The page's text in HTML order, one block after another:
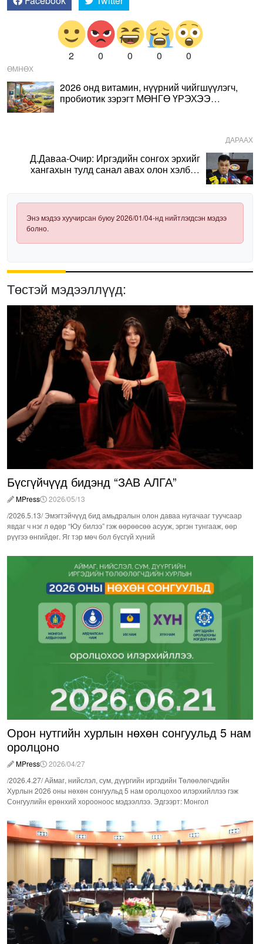
2 0 0 0 0
ӨМНӨХ
2026 онд витамин, нүүрний чийгшүүлэгч,
пробиотик зэрэгт МӨНГӨ ҮРЭХЭЭ
ДАРААХ
Д.Даваа-Очир: Иргэдийн сонгох эрхийг
хангахын тулд санал авах олон хэлбэр
Энэ мэдээ хуучирсан буюу 2026/01/04-нд нийтлэгдсэн мэдээ
болно.
Төстэй мэдээллүүд:
Бүсгүйчүүд бидэнд “ЗАВ АЛГА”
MPress
2026/05/13
/2026.5.13/ Эмэгтэйчүүд бид амьдралын олон даваа нугачааг туучсаар
явдаг ч нэг л өдөр “Юу билээ” гэж өөрөөсөө асууж, эргэн тунгааж, өөр
рүүгээ өнгийдөг. Яг тэр мөч бол бүсгүй хүний
Орон нутгийн хурлын нөхөн сонгуульд 5 нам
оролцоно
MPress
2026/04/27
/2026.4.27/ Аймаг, нийслэл, сум, дүүргийн иргэдийн Төлөөлөгчдийн
Хурлын 2026 оны нөхөн сонгуульд 5 нам оролцохоо илэрхийллээ гэж
Сонгуулийн ерөнхий хорооноос мэдээллээ. Эдгээрт: Монгол